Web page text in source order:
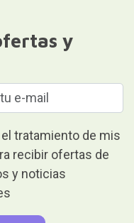
y
tratamiento de mis
recibir ofertas de
y noticias